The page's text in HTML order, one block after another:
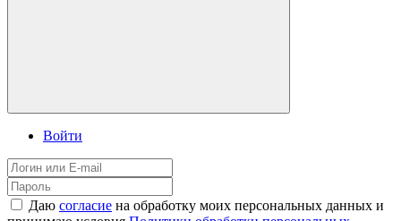
Войти
Даю согласие на обработку моих персональных данных и